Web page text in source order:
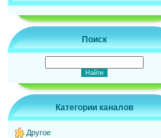
Поиск
Категории каналов
Другое